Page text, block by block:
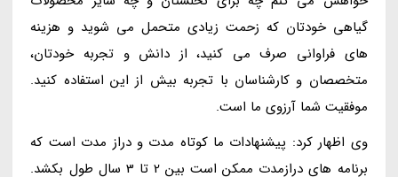
گیاهی خودتان که زحمت زیادی متحمل می شوید و هزینه
های فراوانی صرف می کنید، از دانش و تجربه خودتان،
متخصصان و کارشناسان با تجربه بیش از این استفاده کنید.
موفقیت شما آرزوی ما است.
وی اظهار کرد: پیشنهادات ما کوتاه مدت و دراز مدت است که
برنامه های درازمدت ممکن است بین 2 تا 3 سال طول بکشد.